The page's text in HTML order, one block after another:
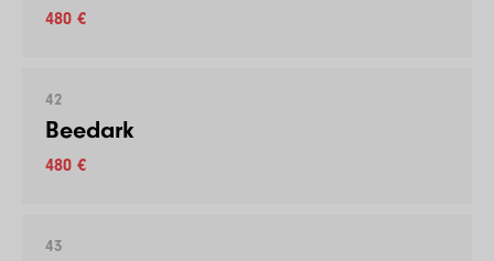
480 €
42
Beedark
480 €
43